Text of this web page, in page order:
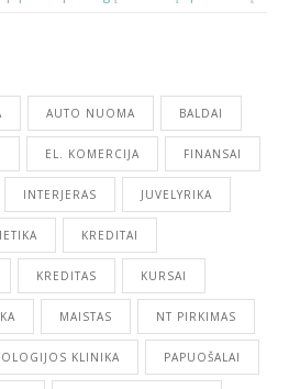
AUTO NUOMA BALDAI
EL. KOMERCIJA FINANSAI
INTERJERAS JUVELYRIKA
KREDITAI
KREDITAS KURSAI
MAISTAS NT PIRKIMAS
KLINIKA PAPUOŠALAI